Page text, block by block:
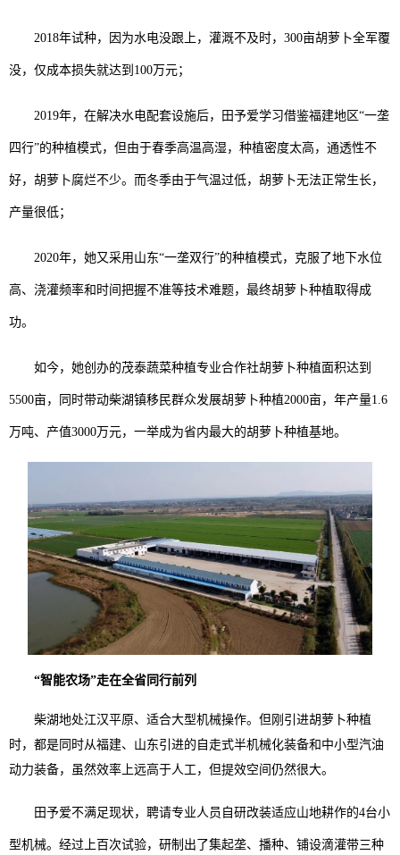
2018年试种，因为水电没跟上，灌溉不及时，300亩胡萝卜全军覆
没，仅成本损失就达到100万元；
2019年，在解决水电配套设施后，田予爱学习借鉴福建地区“一垄
四行”的种植模式，但由于春季高温高湿，种植密度太高，通透性不
好，胡萝卜腐烂不少。而冬季由于气温过低，胡萝卜无法正常生长，
产量很低；
2020年，她又采用山东“一垄双行”的种植模式，克服了地下水位
高、浇灌频率和时间把握不准等技术难题，最终胡萝卜种植取得成
功。
如今，她创办的茂泰蔬菜种植专业合作社胡萝卜种植面积达到
5500亩，同时带动柴湖镇移民群众发展胡萝卜种植2000亩，年产量1.6
万吨、产值3000万元，一举成为省内最大的胡萝卜种植基地。
“智能农场”走在全省同行前列
柴湖地处江汉平原、适合大型机械操作。但刚引进胡萝卜种植
时，都是同时从福建、山东引进的自走式半机械化装备和中小型汽油
动力装备，虽然效率上远高于人工，但提效空间仍然很大。
田予爱不满足现状，聘请专业人员自研改装适应山地耕作的4台小
型机械。经过上百次试验，研制出了集起垄、播种、铺设滴灌带三种